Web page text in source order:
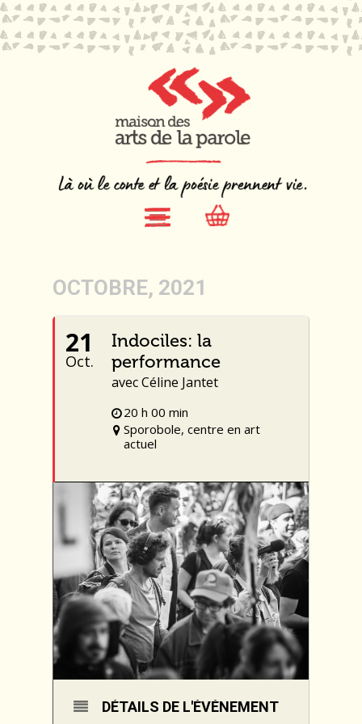
OCTOBRE, 2021
21
Oct.
Indociles: la
performance
avec Céline Jantet
20 h 00 min
Sporobole, centre en art
actuel
DÉTAILS DE L'ÉVÉNEMENT